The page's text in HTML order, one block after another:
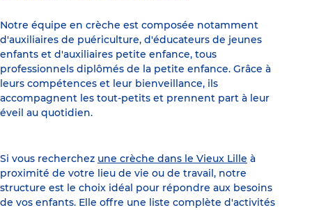
Notre équipe en crèche est composée notamment
d'auxiliaires de puériculture, d'éducateurs de jeunes
enfants et d'auxiliaires petite enfance, tous
professionnels diplômés de la petite enfance. Grâce à
leurs compétences et leur bienveillance, ils
accompagnent les tout-petits et prennent part à leur
éveil au quotidien.
Si vous recherchez une crèche dans le Vieux Lille à
proximité de votre lieu de vie ou de travail, notre
structure est le choix idéal pour répondre aux besoins
de vos enfants. Elle offre une liste complète d'activités